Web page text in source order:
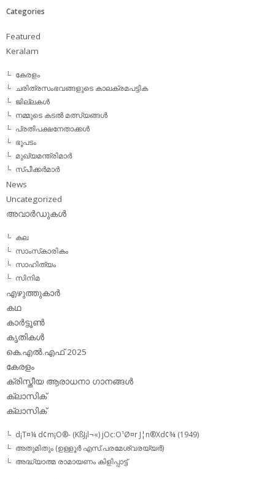
Categories
Featured
Keralam
കേരളം
ചരിത്രസംഭവങ്ങളുടെ കാലക്രമപട്ടിക
ജില്ലകള്‍
നമ്മുടെ കടല്‍ മത്സ്യങ്ങള്‍
പ്രതിപക്ഷനേതാക്കള്‍
ഭൂപടം
മുഖ്യമന്ത്രിമാര്‍
സ്പീക്കര്‍മാര്‍
News
Uncategorized
അവാര്‍ഡുകള്‍
കല
സാംസ്‌കാരികം
സാഹിത്യം
സിനിമ
എഴുത്തുകാര്‍
കഥ
കാര്‍ട്ടൂണ്‍
കൃതികള്‍
കെ.എല്‍.എഫ് 2025
കേരളം
ക്രിസ്തീയ ആരാധനാ ഗാനങ്ങള്‍
ക്ലാസിക്‌
ക്ലാസിക്
d¡T¤¼ d¢m¡O®- (KßJ¡l¬«) jOc:O¹Ø¤r J¦n®Xd¢¾ (1949)
അതുമിതും (ഉള്ളൂര്‍ എസ്.പരമേശ്വരയ്യര്‍)
അദ്ധ്യാത്മ രാമായണം കിളിപ്പാട്ട്‌